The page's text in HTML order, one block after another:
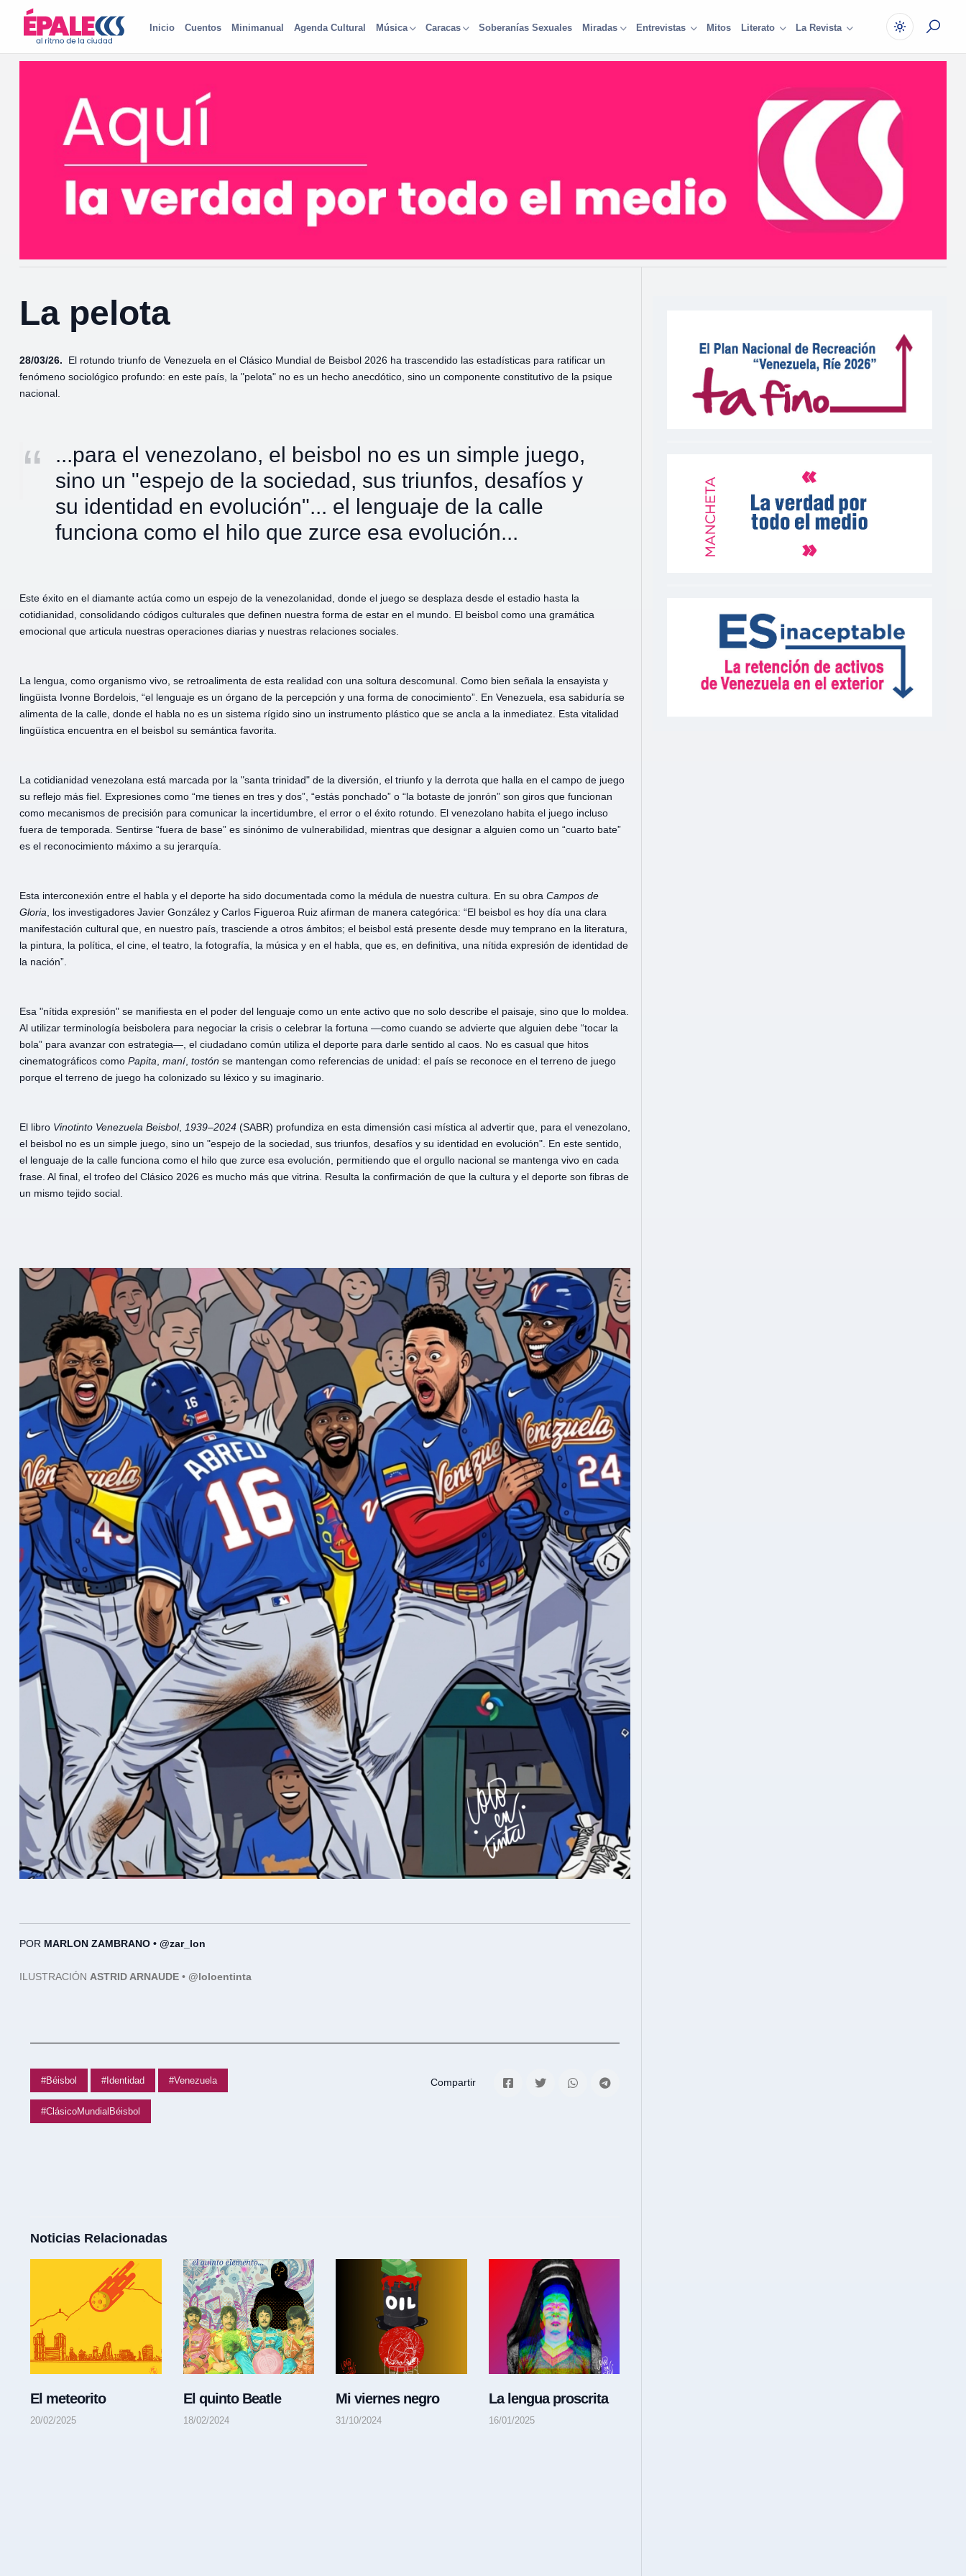
Inicio Cuentos Minimanual Agenda Cultural Música Caracas Soberanías Sexuales Miradas Entrevistas Mitos Literato La Revista
La pelota
28/03/26. El rotundo triunfo de Venezuela en el Clásico Mundial de Beisbol 2026 ha trascendido las estadísticas para ratificar un
fenómeno sociológico profundo: en este país, la "pelota" no es un hecho anecdótico, sino un componente constitutivo de la psique
nacional.
...para el venezolano, el beisbol no es un simple juego,
sino un "espejo de la sociedad, sus triunfos, desafíos y
su identidad en evolución"... el lenguaje de la calle
funciona como el hilo que zurce esa evolución...
Este éxito en el diamante actúa como un espejo de la venezolanidad, donde el juego se desplaza desde el estadio hasta la
cotidianidad, consolidando códigos culturales que definen nuestra forma de estar en el mundo. El beisbol como una gramática
emocional que articula nuestras operaciones diarias y nuestras relaciones sociales.
La lengua, como organismo vivo, se retroalimenta de esta realidad con una soltura descomunal. Como bien señala la ensayista y
lingüista Ivonne Bordelois, “el lenguaje es un órgano de la percepción y una forma de conocimiento”. En Venezuela, esa sabiduría se
alimenta de la calle, donde el habla no es un sistema rígido sino un instrumento plástico que se ancla a la inmediatez. Esta vitalidad
lingüística encuentra en el beisbol su semántica favorita.
La cotidianidad venezolana está marcada por la "santa trinidad" de la diversión, el triunfo y la derrota que halla en el campo de juego
su reflejo más fiel. Expresiones como “me tienes en tres y dos”, “estás ponchado” o “la botaste de jonrón” son giros que funcionan
como mecanismos de precisión para comunicar la incertidumbre, el error o el éxito rotundo. El venezolano habita el juego incluso
fuera de temporada. Sentirse “fuera de base” es sinónimo de vulnerabilidad, mientras que designar a alguien como un “cuarto bate”
es el reconocimiento máximo a su jerarquía.
Esta interconexión entre el habla y el deporte ha sido documentada como la médula de nuestra cultura. En su obra Campos de
Gloria , los investigadores Javier González y Carlos Figueroa Ruiz afirman de manera categórica: “El beisbol es hoy día una clara
manifestación cultural que, en nuestro país, trasciende a otros ámbitos; el beisbol está presente desde muy temprano en la literatura,
la pintura, la política, el cine, el teatro, la fotografía, la música y en el habla, que es, en definitiva, una nítida expresión de identidad de
la nación”.
Esa "nítida expresión" se manifiesta en el poder del lenguaje como un ente activo que no solo describe el paisaje, sino que lo moldea.
Al utilizar terminología beisbolera para negociar la crisis o celebrar la fortuna —como cuando se advierte que alguien debe “tocar la
bola” para avanzar con estrategia—, el ciudadano común utiliza el deporte para darle sentido al caos. No es casual que hitos
cinematográficos como Papita maní, tostón se mantengan como referencias de unidad: el país se reconoce en el terreno de juego
porque el terreno de juego ha colonizado su léxico y su imaginario.
El libro Vinotinto Venezuela Beisbol, 1939–2024 (SABR) profundiza en esta dimensión casi mística al advertir que, para el venezolano,
el beisbol no es un simple juego, sino un "espejo de la sociedad, sus triunfos, desafíos y su identidad en evolución". En este sentido,
el lenguaje de la calle funciona como el hilo que zurce esa evolución, permitiendo que el orgullo nacional se mantenga vivo en cada
frase. Al final, el trofeo del Clásico 2026 es mucho más que vitrina. Resulta la confirmación de que la cultura y el deporte son fibras de
un mismo tejido social.
POR MARLON ZAMBRANO • @zar_lon
ILUSTRACIÓN ASTRID ARNAUDE • @loloentinta
#Béisbol #Identidad #Venezuela
#ClásicoMundialBéisbol
Compartir
Noticias Relacionadas
El meteorito
20/02/2025
El quinto Beatle
18/02/2024
Mi viernes negro
31/10/2024
La lengua proscrita
16/01/2025